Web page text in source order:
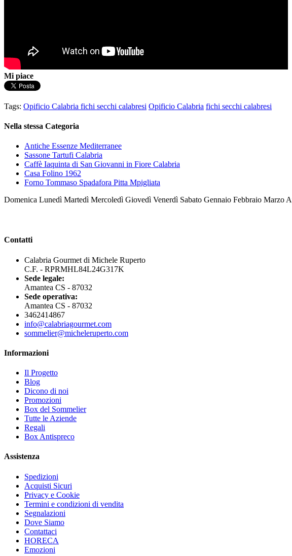
Mi piace
Tags: Opificio Calabria fichi secchi calabresi Opificio Calabria fichi secchi calabresi
Nella stessa Categoria
Antiche Essenze Mediterranee
Sassone Tartufi Calabria
Caffè Iaquinta di San Giovanni in Fiore Calabria
Casa Folino 1962
Forno Tommaso Spadafora Pitta Mpigliata
Domenica Lunedì Martedì Mercoledì Giovedì Venerdì Sabato Gennaio Febbraio
Contatti
Calabria Gourmet di Michele Ruperto
C.F. - RPRMHL84L24G317K
Sede legale:
Amantea CS - 87032
Sede operativa:
Amantea CS - 87032
3462414867
info@calabriagourmet.com
sommelier@micheleruperto.com
Informazioni
Il Progetto
Blog
Dicono di noi
Promozioni
Box del Sommelier
Tutte le Aziende
Regali
Box Antispreco
Assistenza
Spedizioni
Acquisti Sicuri
Privacy e Cookie
Termini e condizioni di vendita
Segnalazioni
Dove Siamo
Contattaci
HORECA
Emozioni